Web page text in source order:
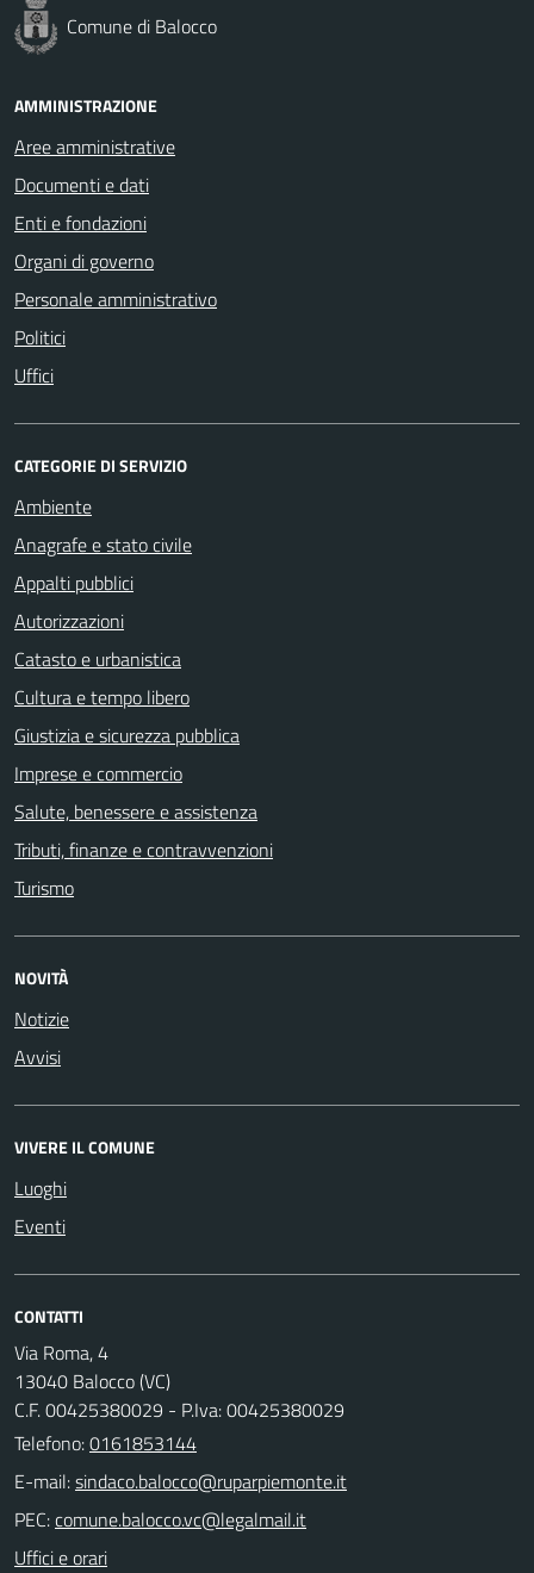
Comune di Balocco
AMMINISTRAZIONE
Aree amministrative
Documenti e dati
Enti e fondazioni
Organi di governo
Personale amministrativo
Politici
Uffici
CATEGORIE DI SERVIZIO
Ambiente
Anagrafe e stato civile
Appalti pubblici
Autorizzazioni
Catasto e urbanistica
Cultura e tempo libero
Giustizia e sicurezza pubblica
Imprese e commercio
Salute, benessere e assistenza
Tributi, finanze e contravvenzioni
Turismo
NOVITÀ
Notizie
Avvisi
VIVERE IL COMUNE
Luoghi
Eventi
CONTATTI
Via Roma, 4
13040 Balocco (VC)
C.F. 00425380029 - P.Iva: 00425380029
Telefono:0161853144
E-mail:
PEC:
Uffici e orari